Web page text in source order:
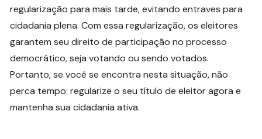
regularização para mais tarde, evitando entraves para
cidadania plena. Com essa regularização, os eleitores
garantem seu direito de participação no processo
democrático, seja votando ou sendo votados.
Portanto, se você se encontra nesta situação, não
perca tempo: regularize o seu título de eleitor agora e
mantenha sua cidadania ativa.